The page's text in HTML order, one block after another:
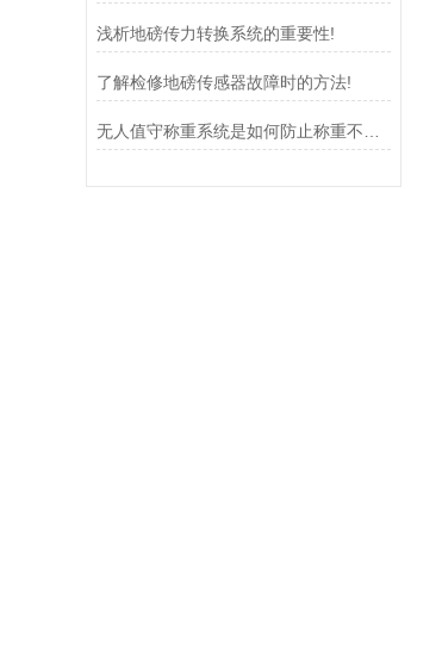
浅析地磅传力转换系统的重要性!
了解检修地磅传感器故障时的方法!